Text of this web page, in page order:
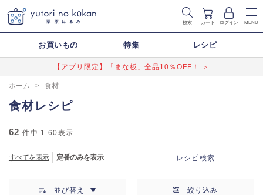
検索 カート ログイン MENU
お買いもの 特集 レシピ
【アプリ限定】「まな板」全品10％OFF！ ＞
ホーム > 食材
食材レシピ
62 件中 1-60表示
すべてを表示 定番のみを表示 レシピ検索
並び替え 絞り込み